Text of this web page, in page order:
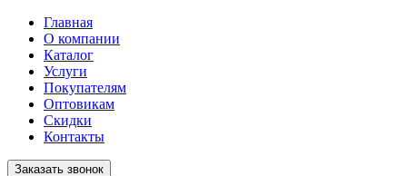
Главная
О компании
Каталог
Услуги
Покупателям
Оптовикам
Скидки
Контакты